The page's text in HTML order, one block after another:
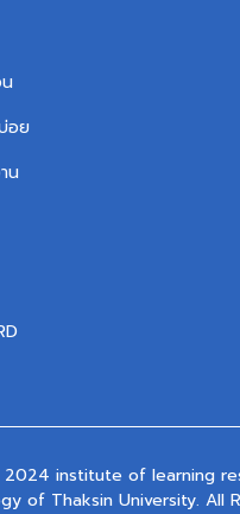
อย
น
institute of learning
of Thaksin University. All